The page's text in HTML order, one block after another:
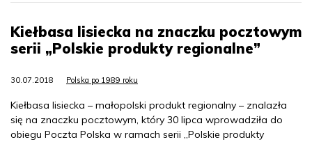
Kiełbasa lisiecka na znaczku pocztowym
serii „Polskie produkty regionalne”
30.07.2018 Polska po 1989 roku
Kiełbasa lisiecka – małopolski produkt regionalny – znalazła
się na znaczku pocztowym, który 30 lipca wprowadziła do
obiegu Poczta Polska w ramach serii „Polskie produkty